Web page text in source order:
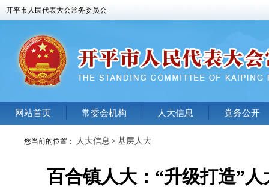
开平市人民代表大会常务委员会
网站首页 常委会机构 人大信息 党务公开
您当前的位置： 人大信息 > 基层人大
百合镇人大：“升级打造”